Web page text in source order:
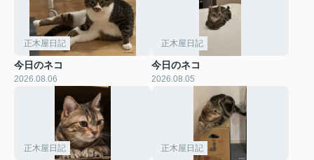
正木屋日記
今日のネコ
2026.08.06
正木屋日記
今日のネコ
2026.08.05
正木屋日記 正木屋日記